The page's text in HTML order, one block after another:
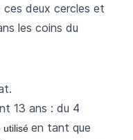
deux cercles et
les coins du
13 ans : du 4
utilisé en tant que